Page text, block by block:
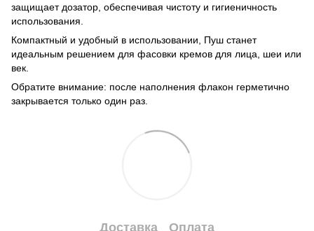
защищает дозатор, обеспечивая чистоту и гигиеничность
использования.
Компактный и удобный в использовании, Пуш станет
идеальным решением для фасовки кремов для лица, шеи или
век.
Обратите внимание: после наполнения флакон герметично
закрывается только один раз.
Доставка Оплата